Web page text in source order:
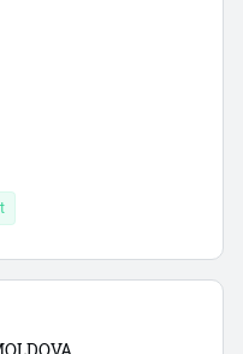
Fiscal de Stat
către aceste
au obligatia de a